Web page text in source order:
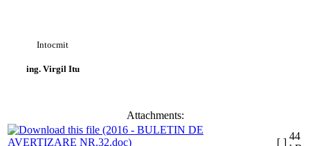
Intocmit
ing. Virgil Itu
Attachments:
[ ]
44